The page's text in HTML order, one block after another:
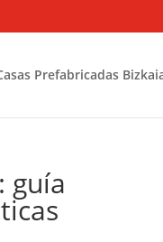
Prefabricadas
guía